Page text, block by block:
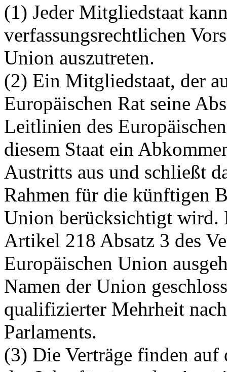
(1) Jeder Mitgliedstaat
verfassungsrechtlichen
Union auszutreten.
(2) Ein Mitgliedstaat, der
Europäischen Rat seine
Leitlinien des
diesem Staat ein
Austritts aus und schließt
Rahmen für die künftigen
Union berücksichtigt wird.
Artikel 218 Absatz 3 des
Europäischen Union
Namen der Union
qualifizierter Mehrheit
Parlaments.
(3) Die Verträge finden auf